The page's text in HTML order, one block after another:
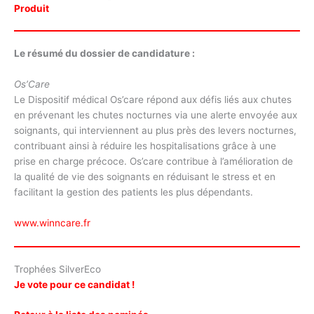
Produit
Le résumé du dossier de candidature :
Os’Care
Le Dispositif médical Os’care répond aux défis liés aux chutes
en prévenant les chutes nocturnes via une alerte envoyée aux
soignants, qui interviennent au plus près des levers nocturnes,
contribuant ainsi à réduire les hospitalisations grâce à une
prise en charge précoce. Os’care contribue à l’amélioration de
la qualité de vie des soignants en réduisant le stress et en
facilitant la gestion des patients les plus dépendants.
www.winncare.fr
Trophées SilverEco
Je vote pour ce candidat !